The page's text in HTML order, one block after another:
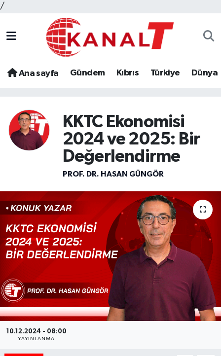
/
Ana sayfa Gündem Kıbrıs Türkiye Dünya
KKTC Ekonomisi
2024 ve 2025: Bir
Değerlendirme
PROF. DR. HASAN GÜNGÖR
10.12.2024 - 08:00
YAYINLANMA